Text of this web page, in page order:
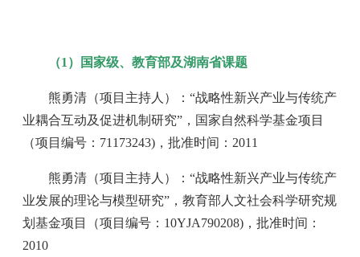
（1）国家级、教育部及湖南省课题
熊勇清（项目主持人）：“战略性新兴产业与传统产
业耦合互动及促进机制研究”，国家自然科学基金项目
（项目编号：71173243)，批准时间：2011
熊勇清（项目主持人）：“战略性新兴产业与传统产
业发展的理论与模型研究”，教育部人文社会科学研究规
划基金项目（项目编号：10YJA790208)，批准时间：
2010